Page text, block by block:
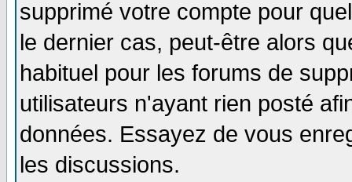
supprimé votre compte pour
le dernier cas, peut-être alors
habituel pour les forums de
utilisateurs n'ayant rien posté
données. Essayez de vous
les discussions.